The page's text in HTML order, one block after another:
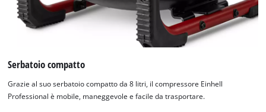
Serbatoio compatto
Grazie al suo serbatoio compatto da 8 litri, il compressore Einhell
Professional è mobile, maneggevole e facile da trasportare.